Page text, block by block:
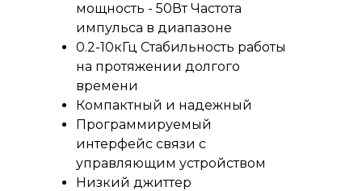
мощность - 50Вт Частота
импульса в диапазоне
0.2-10кГц Стабильность работы
на протяжении долгого
времени
Компактный и надежный
Программируемый
интерфейс связи с
управляющим устройством
Низкий джиттер